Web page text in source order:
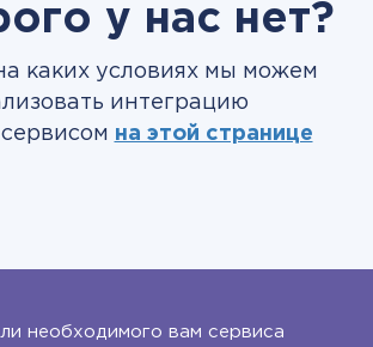
у нас нет?
каких условиях мы можем
интеграцию
на этой странице
необходимого вам сервиса